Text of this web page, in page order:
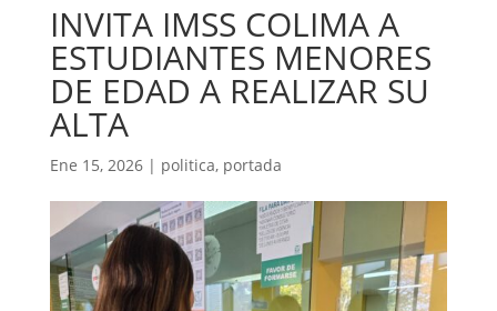
INVITA IMSS COLIMA A
ESTUDIANTES MENORES
DE EDAD A REALIZAR SU
ALTA
Ene 15, 2026| politica, portada